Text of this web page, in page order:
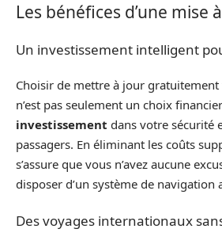
Les bénéfices d’une mise
Un investissement intelligent
Choisir de mettre à jour gratuitement
n’est pas seulement un choix
investissement dans votre sécurité
passagers. En éliminant les coûts
s’assure que vous n’avez aucune
disposer d’un système de navigation
Des voyages internationaux